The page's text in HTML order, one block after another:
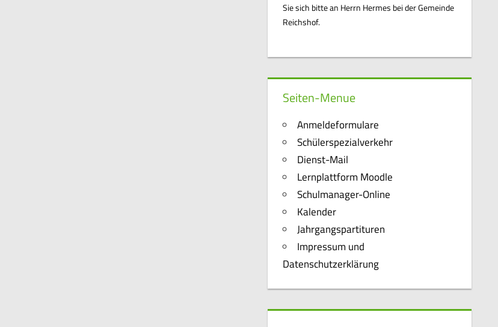
Sie sich bitte an Herrn Hermes bei der Gemeinde
Reichshof.
Seiten-Menue
Anmeldeformulare
Schülerspezialverkehr
Dienst-Mail
Lernplattform Moodle
Schulmanager-Online
Kalender
Jahrgangspartituren
Impressum und
Datenschutzerklärung